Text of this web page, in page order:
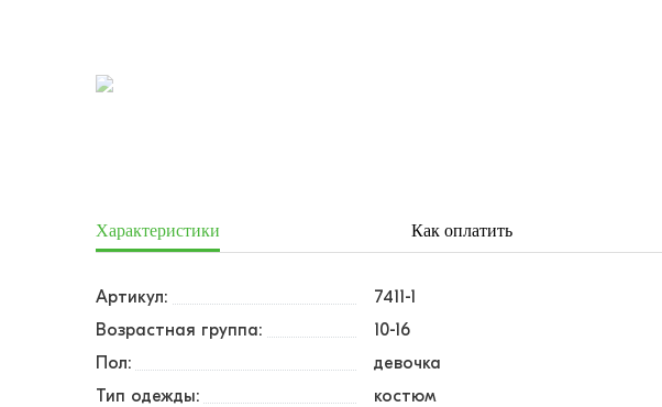
Характеристики Как оплатить
Артикул:
7411-1
Возрастная группа:
10-16
Пол:
девочка
Тип одежды:
костюм